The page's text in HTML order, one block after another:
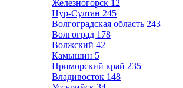
Железногорск 12
Нур-Султан 245
Волгоградская область 243
Волгоград 178
Волжский 42
Камышин 5
Приморский край 235
Владивосток 148